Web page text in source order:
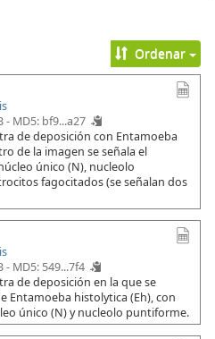
Ordenar
- MD5: bf9...a27
de deposición con Entamoeba
de la imagen se señala el
único (N), nucleolo
fagocitados (se señalan dos
- MD5: 549...7f4
de deposición en la que se
Entamoeba histolytica (Eh), con
único (N) y nucleolo puntiforme.